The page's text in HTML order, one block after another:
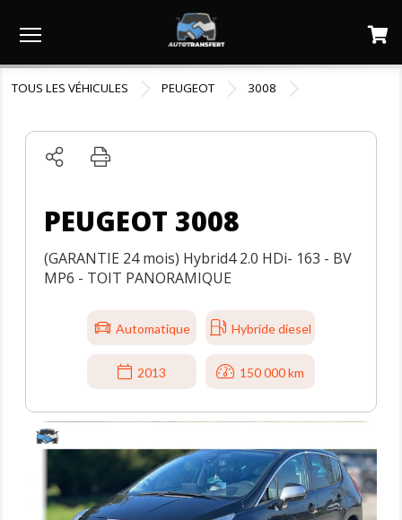
TOUS LES VÉHICULES PEUGEOT 3008
PEUGEOT 3008
(GARANTIE 24 mois) Hybrid4 2.0 HDi- 163 - BV
MP6 - TOIT PANORAMIQUE
Automatique Hybride diesel
2013 150 000 km